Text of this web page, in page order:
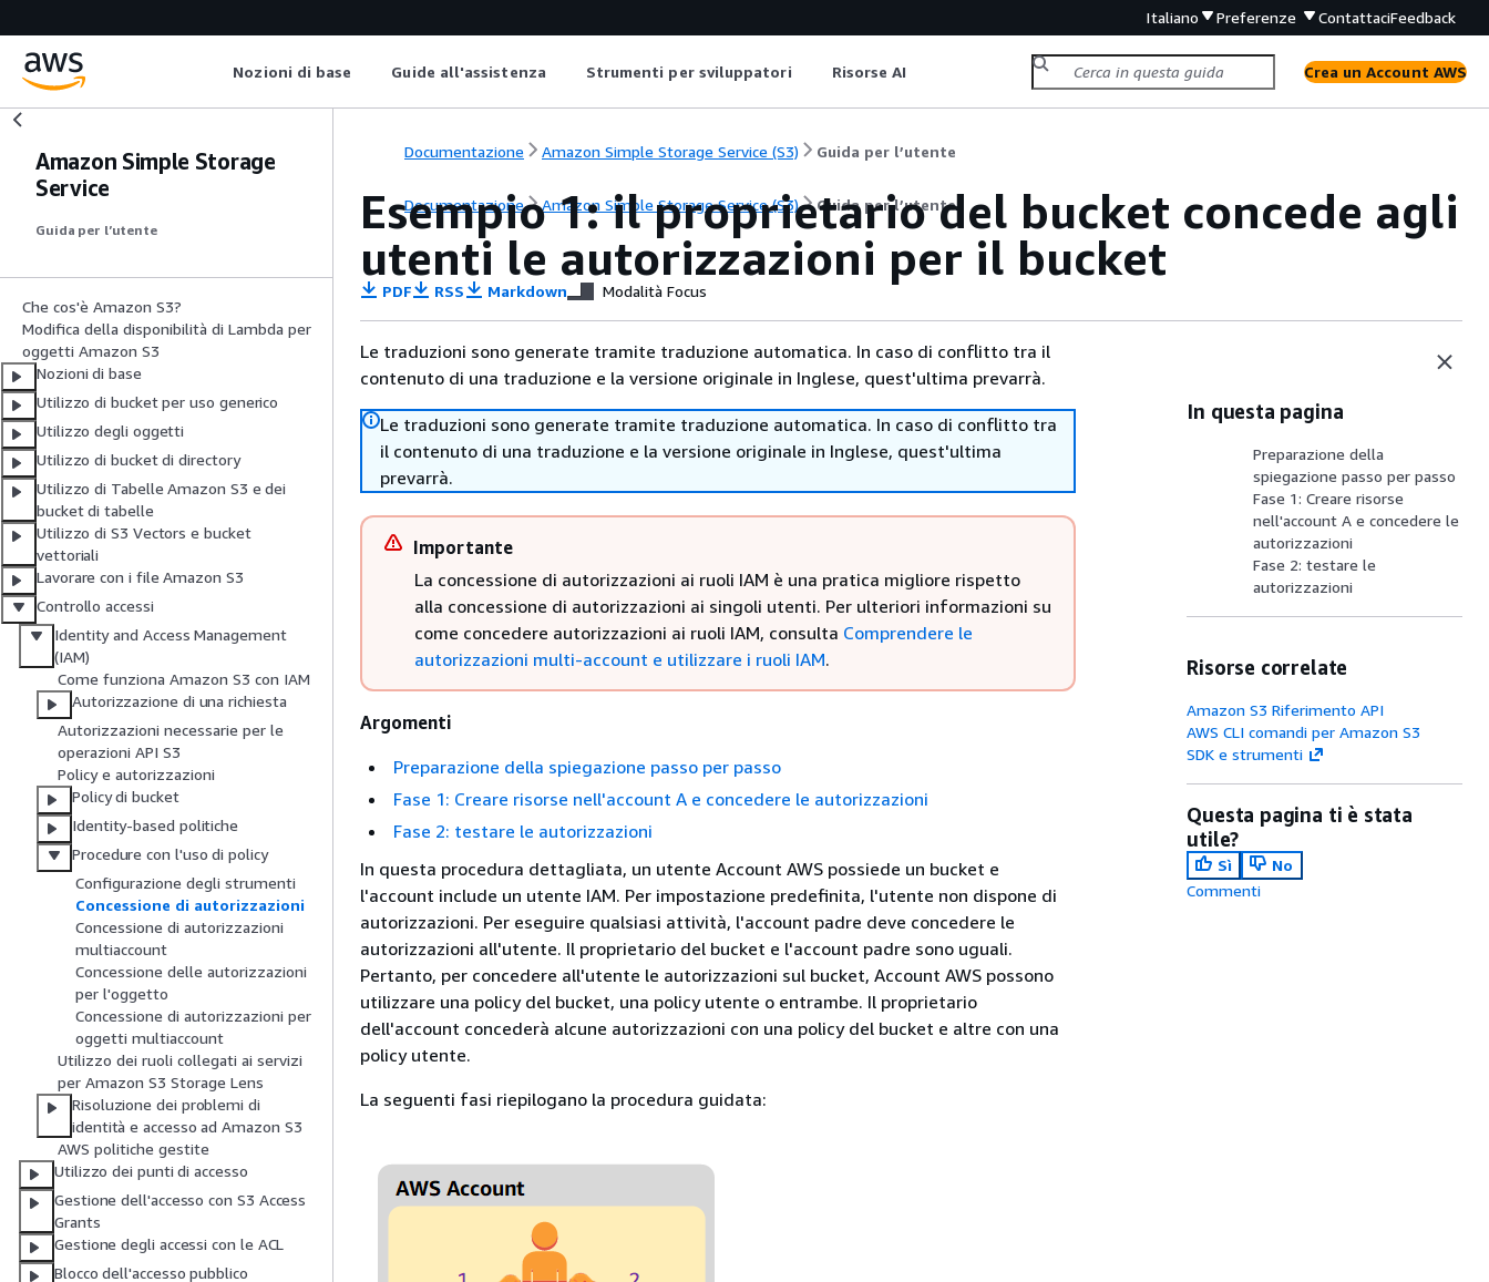
Italiano Preferenze ContattaciFeedback
Nozioni di base Guide all'assistenza Strumenti per sviluppatori Risorse AI Crea un Account AWS
Amazon Simple Storage
Service
Guida per l’utente
Che cos'è Amazon S3?
Modifica della disponibilità di Lambda per
oggetti Amazon S3
Nozioni di base
Utilizzo di bucket per uso generico
Utilizzo degli oggetti
Utilizzo di bucket di directory
Utilizzo di Tabelle Amazon S3 e dei
bucket di tabelle
Utilizzo di S3 Vectors e bucket
vettoriali
Lavorare con i file Amazon S3
Controllo accessi
Identity and Access Management
(IAM)
Come funziona Amazon S3 con IAM
Autorizzazione di una richiesta
Autorizzazioni necessarie per le
operazioni API S3
Policy e autorizzazioni
Policy di bucket
Identity-based politiche
Procedure con l'uso di policy
Configurazione degli strumenti
Concessione di autorizzazioni
Concessione di autorizzazioni
multiaccount
Concessione delle autorizzazioni
per l'oggetto
Concessione di autorizzazioni per
oggetti multiaccount
Utilizzo dei ruoli collegati ai servizi
per Amazon S3 Storage Lens
Risoluzione dei problemi di
identità e accesso ad Amazon S3
AWS politiche gestite
Utilizzo dei punti di accesso
Gestione dell'accesso con S3 Access
Grants
Gestione degli accessi con le ACL
Blocco dell'accesso pubblico
Documentazione Amazon Simple Storage Service (S3) Guida per l’utente
Documentazione Amazon Simple Storage Service (S3) Guida per l’utente
Esempio 1: il proprietario del bucket concede agli
utenti le autorizzazioni per il bucket
PDF RSS Markdown Modalità Focus
Le traduzioni sono generate tramite traduzione automatica. In caso di conflitto tra il
contenuto di una traduzione e la versione originale in Inglese, quest'ultima prevarrà.
Le traduzioni sono generate tramite traduzione automatica. In caso di conflitto tra
il contenuto di una traduzione e la versione originale in Inglese, quest'ultima
prevarrà.
Importante
La concessione di autorizzazioni ai ruoli IAM è una pratica migliore rispetto
alla concessione di autorizzazioni ai singoli utenti. Per ulteriori informazioni su
come concedere autorizzazioni ai ruoli IAM, consulta Comprendere le
autorizzazioni multi-account e utilizzare i ruoli IAM.
Argomenti
Preparazione della spiegazione passo per passo
Fase 1: Creare risorse nell'account A e concedere le autorizzazioni
Fase 2: testare le autorizzazioni
In questa procedura dettagliata, un utente Account AWS possiede un bucket e
l'account include un utente IAM. Per impostazione predefinita, l'utente non dispone di
autorizzazioni. Per eseguire qualsiasi attività, l'account padre deve concedere le
autorizzazioni all'utente. Il proprietario del bucket e l'account padre sono uguali.
Pertanto, per concedere all'utente le autorizzazioni sul bucket, Account AWS possono
utilizzare una policy del bucket, una policy utente o entrambe. Il proprietario
dell'account concederà alcune autorizzazioni con una policy del bucket e altre con una
policy utente.
La seguenti fasi riepilogano la procedura guidata:
In questa pagina
Preparazione della
spiegazione passo per passo
Fase 1: Creare risorse
nell'account A e concedere le
autorizzazioni
Fase 2: testare le
autorizzazioni
Risorse correlate
Amazon S3 Riferimento API
AWS CLI comandi per Amazon S3
SDK e strumenti
Questa pagina ti è stata
utile?
Sì
No
Commenti